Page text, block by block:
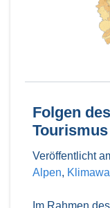
Folgen
Tourismus
Veröffentlicht
Alpen,
Im Rahmen